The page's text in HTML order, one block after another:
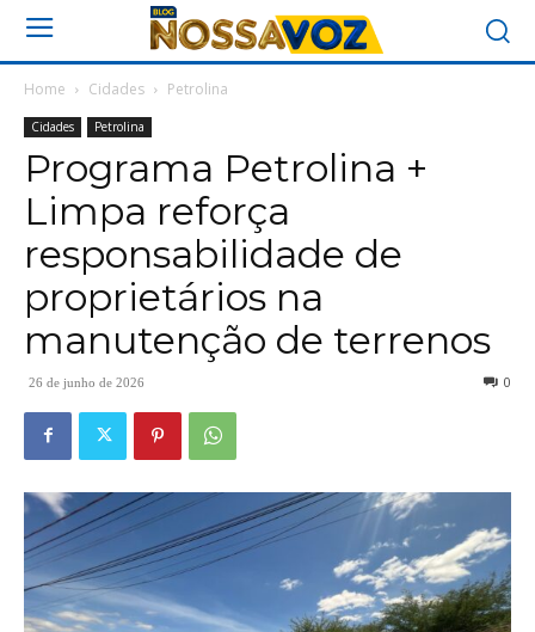
Home Cidades Petrolina
Cidades Petrolina
Programa Petrolina +
Limpa reforça
responsabilidade de
proprietários na
manutenção de terrenos
26 de junho de 2026 0